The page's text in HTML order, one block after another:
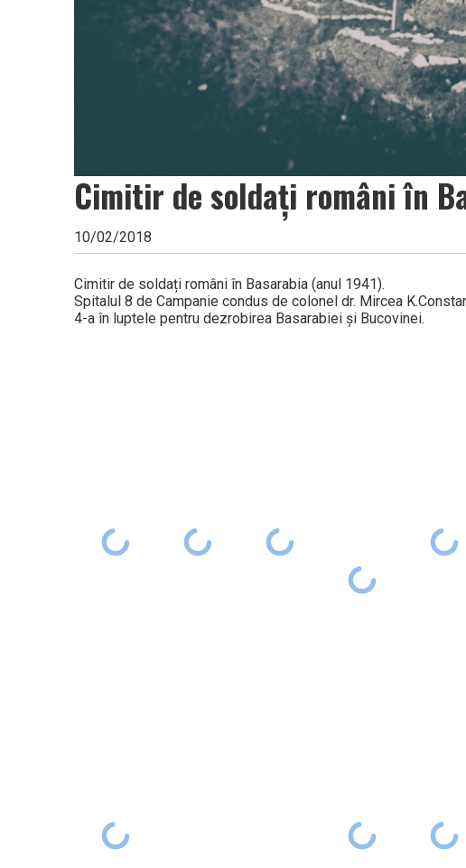
Cimitir de soldați români în
10/02/2018
Cimitir de soldați români în Basarabia (anul 1941).
Spitalul 8 de Campanie condus de colonel dr. Mircea
4-a în luptele pentru dezrobirea Basarabiei și Bucovinei.